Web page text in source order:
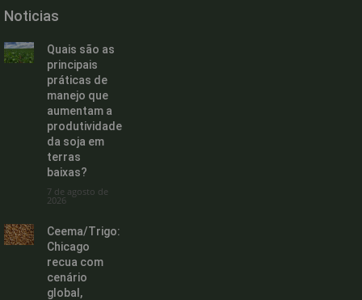
Noticias
Quais são as
principais
práticas de
manejo que
aumentam a
produtividade
da soja em
terras
baixas?
7 de agosto de
2026
Ceema/Trigo:
Chicago
recua com
cenário
global,